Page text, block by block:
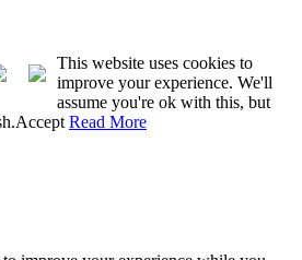
This website uses cookies to
improve your experience. We'll
assume you're ok with this, but
Accept Read More